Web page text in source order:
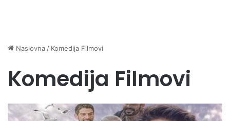
Naslovna / Komedija Filmovi
Komedija Filmovi